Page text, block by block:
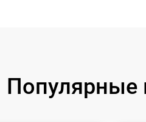
Популярные